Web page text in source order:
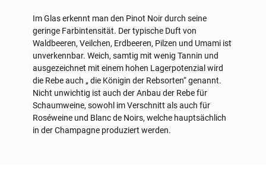
Im Glas erkennt man den Pinot Noir durch seine
geringe Farbintensität. Der typische Duft von
Waldbeeren, Veilchen, Erdbeeren, Pilzen und Umami ist
unverkennbar. Weich, samtig mit wenig Tannin und
ausgezeichnet mit einem hohen Lagerpotenzial wird
die Rebe auch „ die Königin der Rebsorten“ genannt.
Nicht unwichtig ist auch der Anbau der Rebe für
Schaumweine, sowohl im Verschnitt als auch für
Roséweine und Blanc de Noirs, welche hauptsächlich
in der Champagne produziert werden.